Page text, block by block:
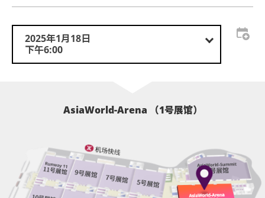
2025年1月18日
下午6:00
AsiaWorld-Arena （1号展馆）